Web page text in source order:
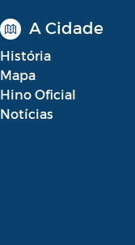
A Cidade
História
Mapa
Hino Oficial
Notícias